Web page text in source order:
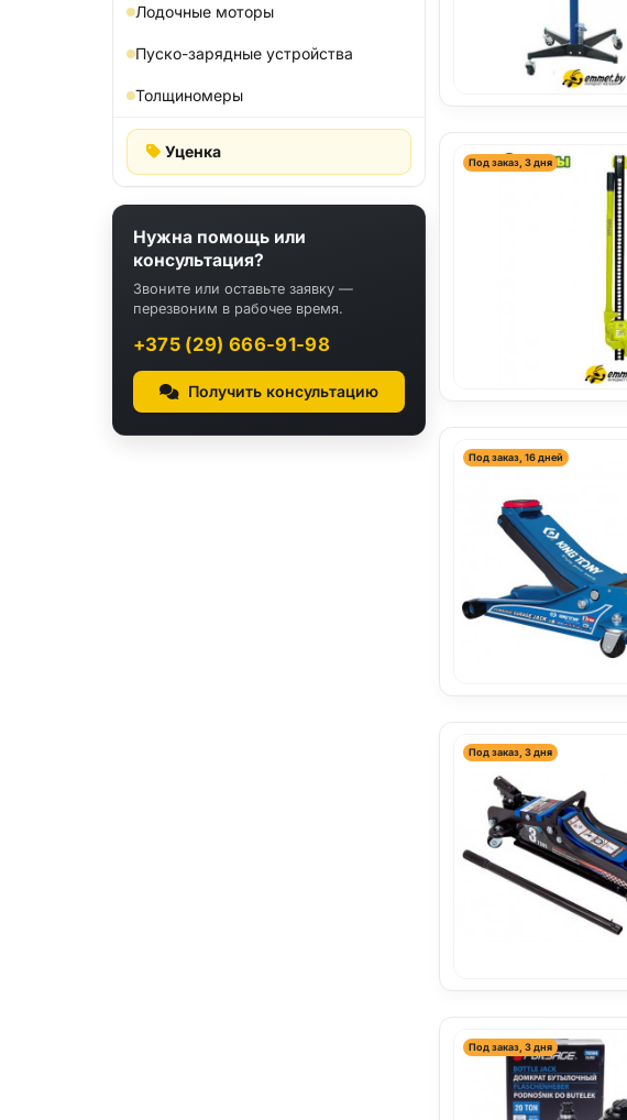
Лодочные моторы
Пуско-зарядные устройства
Толщиномеры
Уценка
Нужна помощь или
консультация?
Звоните или оставьте заявку —
перезвоним в рабочее время.
+375 (29) 666-91-98
Получить консультацию
Под заказ, 3 дня
Под заказ, 16 дней
Под заказ, 3 дня
Под заказ, 3 дня